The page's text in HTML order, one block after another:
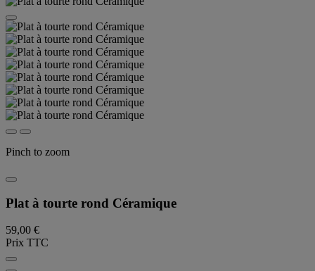
Pinch to zoom
Plat à tourte rond Céramique
59,00 €
Prix TTC